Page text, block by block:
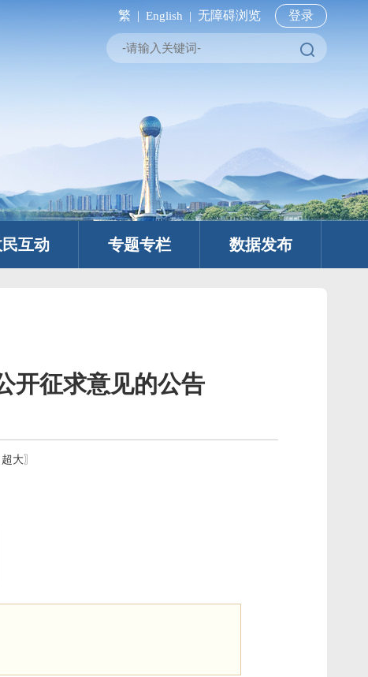
繁 | English | 无障碍浏览 登录
互动 专题专栏 数据发布
开征求意见的公告
超大〗